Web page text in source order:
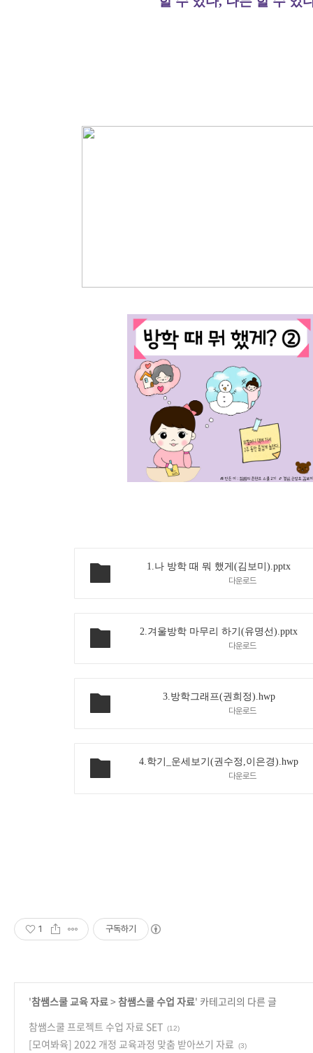
1.나 방학 때 뭐 했게(김보미).pptx
다운로드
2.겨울방학 마무리 하기(유명선).pptx
다운로드
3.방학그래프(권희정).hwp
다운로드
4.학기_운세보기(권수정,이은경).hwp
다운로드
1 구독하기
'참쌤스쿨 교육 자료> 참쌤스쿨 수업 자료' 카테고리의 다른 글
참쌤스쿨 프로젝트 수업 자료 SET (12)
[모여봐육] 2022 개정 교육과정 맞춤 받아쓰기 자료 (3)